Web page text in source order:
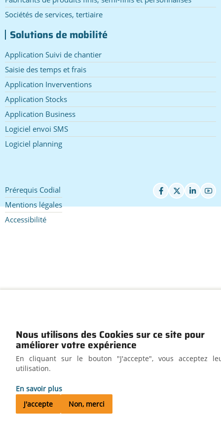
Sociétés de services, tertiaire
Solutions de mobilité
Application Suivi de chantier
Saisie des temps et frais
Application Inverventions
Application Stocks
Application Business
Logiciel envoi SMS
Logiciel planning
Pied
de
page
Prérequis Codial
Mentions légales
Accessibilité
Nous utilisons des Cookies sur ce site pour
améliorer votre expérience
En cliquant sur le bouton "J'accepte", vous acceptez
utilisation.
En savoir plus
J'accepte
Non, merci